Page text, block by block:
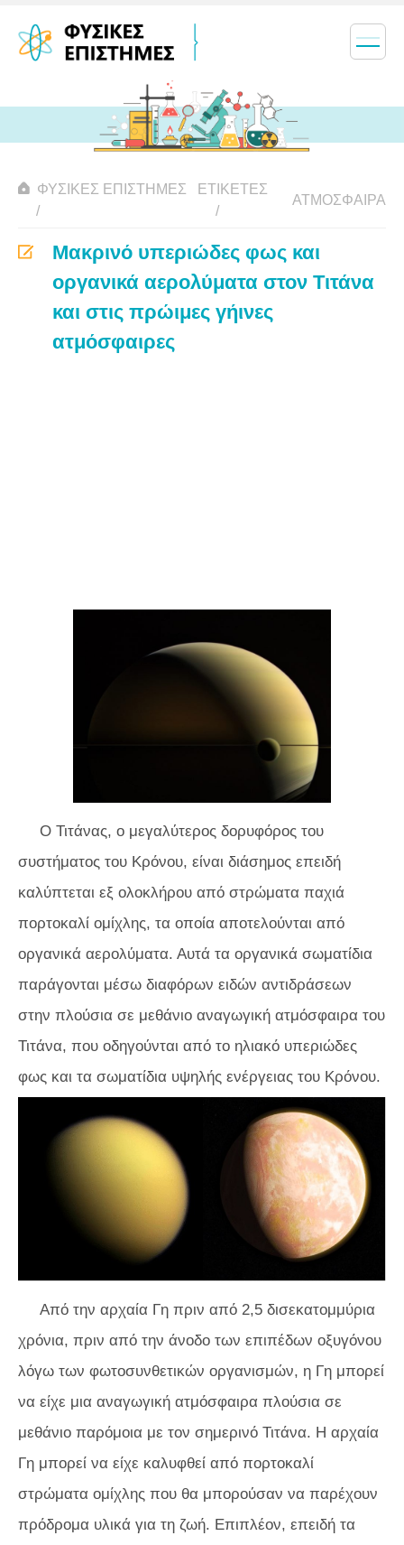
ΦΥΣΙΚΈΣ ΕΠΙΣΤΉΜΕΣ ΕΤΙΚΈΤΕΣ
ΑΤΜΌΣΦΑΙΡΑ
Μακρινό υπεριώδες φως και
οργανικά αερολύματα στον Τιτάνα
και στις πρώιμες γήινες
ατμόσφαιρες
Ο Τιτάνας, ο μεγαλύτερος δορυφόρος του
συστήματος του Κρόνου, είναι διάσημος επειδή
καλύπτεται εξ ολοκλήρου από στρώματα παχιά
πορτοκαλί ομίχλης, τα οποία αποτελούνται από
οργανικά αερολύματα. Αυτά τα οργανικά σωματίδια
παράγονται μέσω διαφόρων ειδών αντιδράσεων
στην πλούσια σε μεθάνιο αναγωγική ατμόσφαιρα του
Τιτάνα, που οδηγούνται από το ηλιακό υπεριώδες
φως και τα σωματίδια υψηλής ενέργειας του Κρόνου.
Από την αρχαία Γη πριν από 2,5 δισεκατομμύρια
χρόνια, πριν από την άνοδο των επιπέδων οξυγόνου
λόγω των φωτοσυνθετικών οργανισμών, η Γη μπορεί
να είχε μια αναγωγική ατμόσφαιρα πλούσια σε
μεθάνιο παρόμοια με τον σημερινό Τιτάνα. Η αρχαία
Γη μπορεί να είχε καλυφθεί από πορτοκαλί
στρώματα ομίχλης που θα μπορούσαν να παρέχουν
πρόδρομα υλικά για τη ζωή. Επιπλέον, επειδή τα